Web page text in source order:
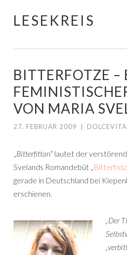
Springe
LESEKREIS
BITTERFOTZE –
VON MARIA
27. FEBRUAR 2009 DOLCEVITA
„Bitterfittan“ lautet der
Svelands Romandebüt „
gerade in Deutschland bei
erschienen.
„Der